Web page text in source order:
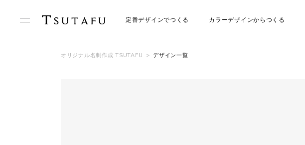
定番デザインでつくる カラーデザインからつくる
オリジナル名刺作成 TSUTAFU > デザイン一覧